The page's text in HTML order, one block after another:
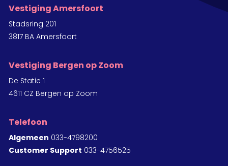
Vestiging Amersfoort
Stadsring 201
3817 BA Amersfoort
Vestiging Bergen op Zoom
De Statie 1
4611 CZ Bergen op Zoom
Telefoon
Algemeen 033-4798200
Customer Support 033-4756525